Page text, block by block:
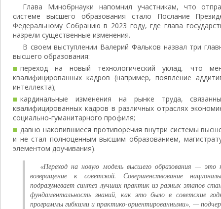
Глава Минобрнауки напомнил участникам, что
системе высшего образования стало Послание
Федеральному Собранию в 2023 году, где глава
назрели существенные изменения.
В своем выступлении Валерий Фальков назвал три
высшего образования:
переход на новый технологический уклад, что
квалифицированных кадров (например, появление
интеллекта);
кардинальные изменения на рынке труда,
квалифицированных кадров в различных отраслях
социально-гуманитарного профиля;
давно накопившиеся противоречия внутри системы
и не стал полноценным высшим образованием,
элементом доучивания).
«Переход на новую модель высшего образования — это
возвращение к советской. Совершенствование
подразумевает синтез лучших практик из разных этапов
фундаментальность знаний, как это было в советские
программы гибкими и практико-ориентированными», —